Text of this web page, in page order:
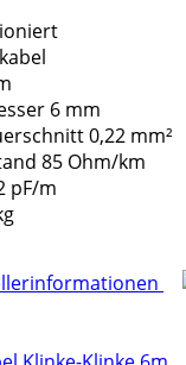
6 mm
0,22 mm²
85 Ohm/km
pF/m